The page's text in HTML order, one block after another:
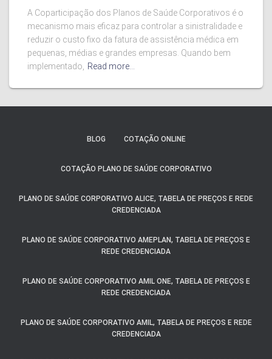
A Coparticipação dos Planos de Saúde Corporativos é o
mecanismo mais eficaz para controlar a sinistralidade e
reduzir o custo fixo da fatura de assistência médica em
pequenas, médias e grandes empresas. Quando bem
implementado, Read more…
BLOG COTAÇÃO ONLINE
COTAÇÃO PLANO DE SAÚDE CORPORATIVO
PLANO DE SAÚDE CORPORATIVO ALICE, TABELA DE PREÇOS E REDE
CREDENCIADA
PLANO DE SAÚDE CORPORATIVO AMEPLAN, TABELA DE PREÇOS E
REDE CREDENCIADA
PLANO DE SAÚDE CORPORATIVO AMIL ONE, TABELA DE PREÇOS E
REDE CREDENCIADA
PLANO DE SAÚDE CORPORATIVO AMIL, TABELA DE PREÇOS E REDE
CREDENCIADA